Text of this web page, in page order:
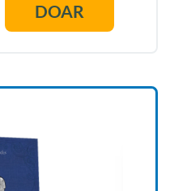
DOAR